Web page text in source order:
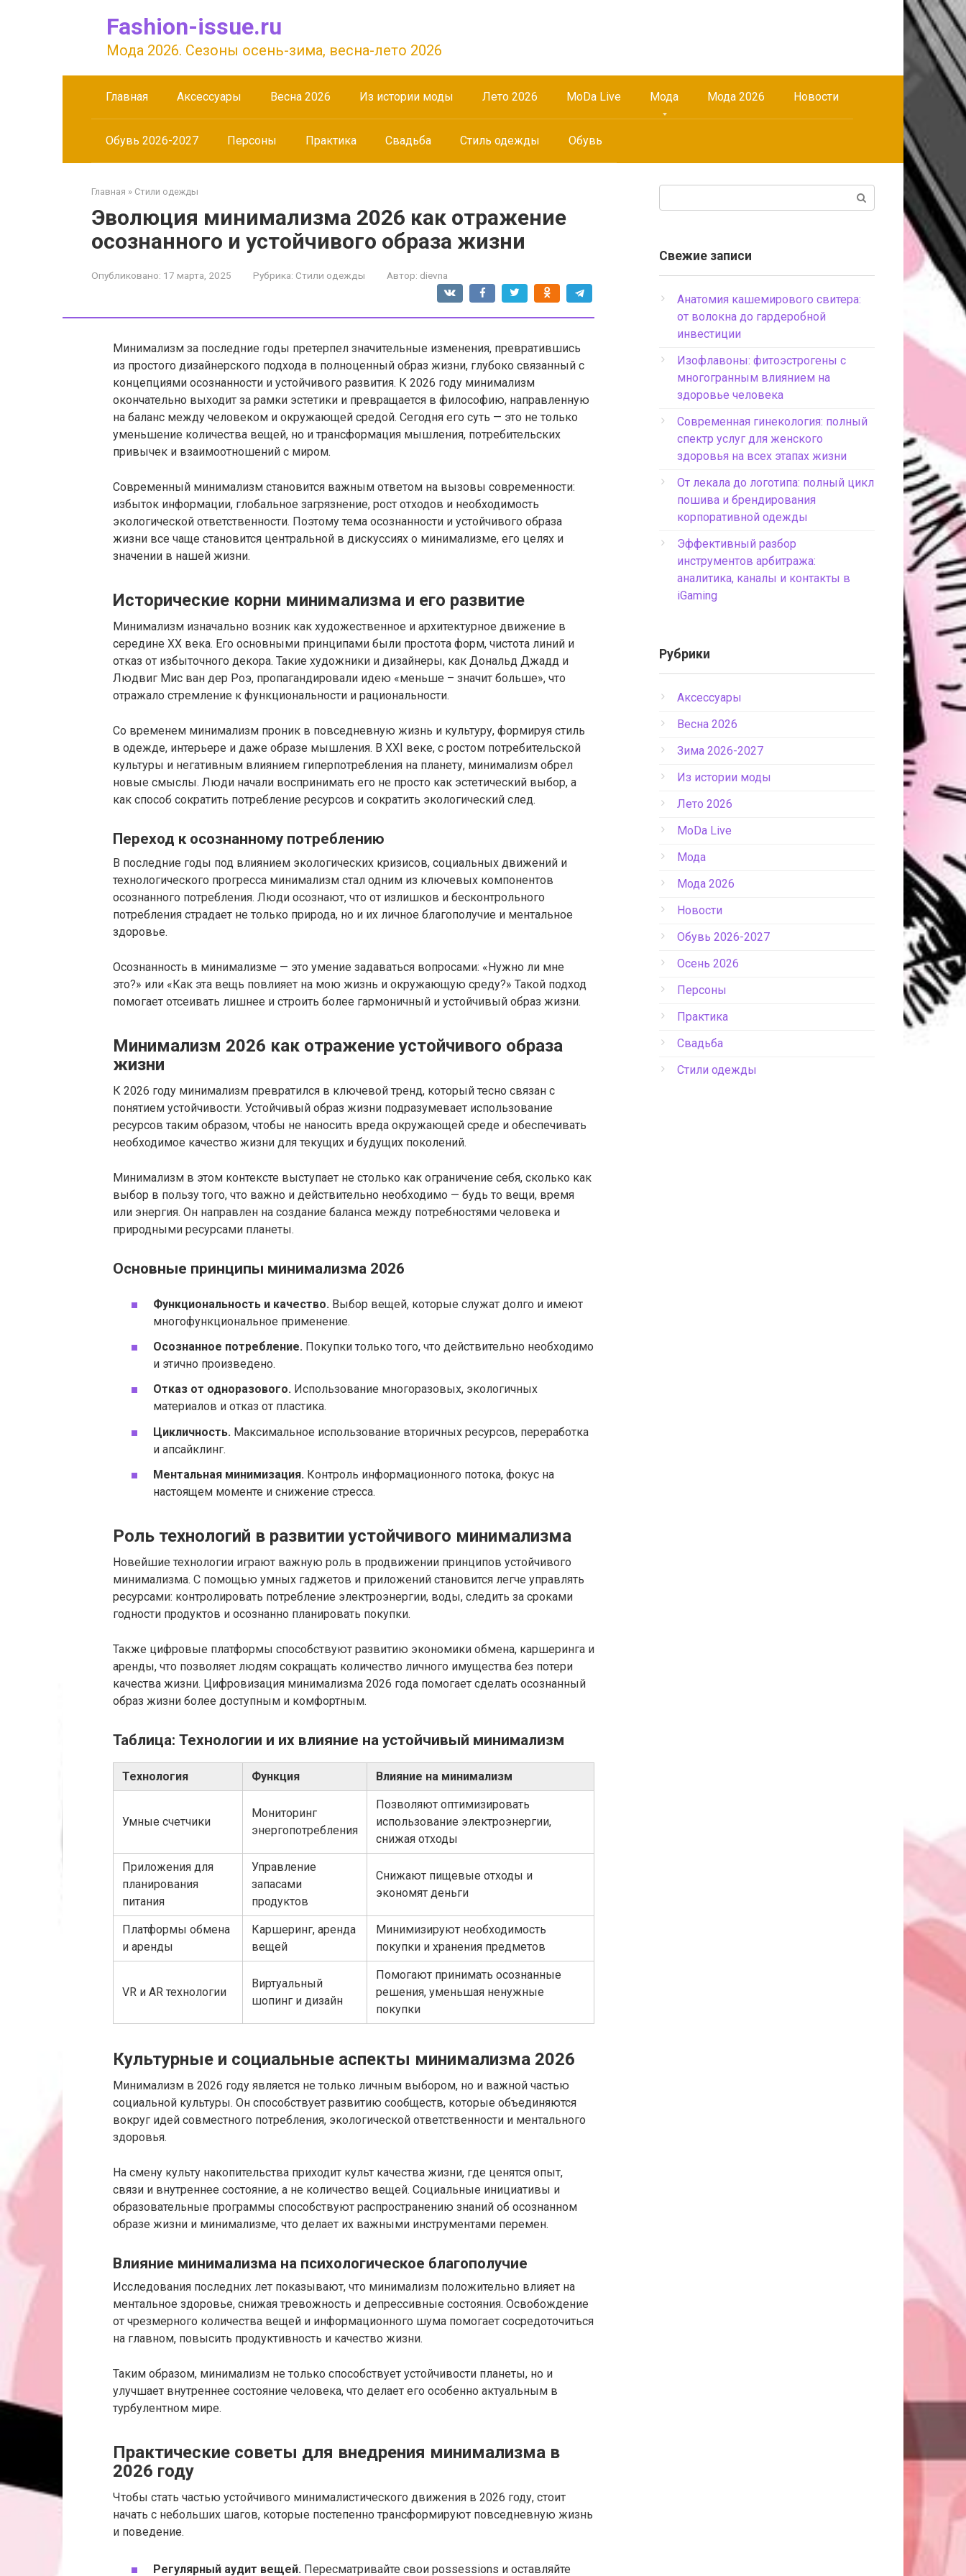
Fashion-issue.ru
Мода 2026. Сезоны осень-зима, весна-лето 2026
Главная Аксессуары Весна 2026 Из истории моды Лето 2026 МоDа Live Мода Мода 2026 Новости
Обувь 2026-2027 Персоны Практика Свадьба Стиль одежды Обувь
Главная » Стили одежды
Эволюция минимализма 2026 как отражение
осознанного и устойчивого образа жизни
Опубликовано: 17 марта, 2025 Рубрика: Стили одежды Автор: dievna
Минимализм за последние годы претерпел значительные изменения, превратившись
из простого дизайнерского подхода в полноценный образ жизни, глубоко связанный с
концепциями осознанности и устойчивого развития. К 2026 году минимализм
окончательно выходит за рамки эстетики и превращается в философию, направленную
на баланс между человеком и окружающей средой. Сегодня его суть — это не только
уменьшение количества вещей, но и трансформация мышления, потребительских
привычек и взаимоотношений с миром.
Современный минимализм становится важным ответом на вызовы современности:
избыток информации, глобальное загрязнение, рост отходов и необходимость
экологической ответственности. Поэтому тема осознанности и устойчивого образа
жизни все чаще становится центральной в дискуссиях о минимализме, его целях и
значении в нашей жизни.
Исторические корни минимализма и его развитие
Минимализм изначально возник как художественное и архитектурное движение в
середине XX века. Его основными принципами были простота форм, чистота линий и
отказ от избыточного декора. Такие художники и дизайнеры, как Дональд Джадд и
Людвиг Мис ван дер Роэ, пропагандировали идею «меньше – значит больше», что
отражало стремление к функциональности и рациональности.
Со временем минимализм проник в повседневную жизнь и культуру, формируя стиль
в одежде, интерьере и даже образе мышления. В XXI веке, с ростом потребительской
культуры и негативным влиянием гиперпотребления на планету, минимализм обрел
новые смыслы. Люди начали воспринимать его не просто как эстетический выбор, а
как способ сократить потребление ресурсов и сократить экологический след.
Переход к осознанному потреблению
В последние годы под влиянием экологических кризисов, социальных движений и
технологического прогресса минимализм стал одним из ключевых компонентов
осознанного потребления. Люди осознают, что от излишков и бесконтрольного
потребления страдает не только природа, но и их личное благополучие и ментальное
здоровье.
Осознанность в минимализме — это умение задаваться вопросами: «Нужно ли мне
это?» или «Как эта вещь повлияет на мою жизнь и окружающую среду?» Такой подход
помогает отсеивать лишнее и строить более гармоничный и устойчивый образ жизни.
Минимализм 2026 как отражение устойчивого образа
жизни
К 2026 году минимализм превратился в ключевой тренд, который тесно связан с
понятием устойчивости. Устойчивый образ жизни подразумевает использование
ресурсов таким образом, чтобы не наносить вреда окружающей среде и обеспечивать
необходимое качество жизни для текущих и будущих поколений.
Минимализм в этом контексте выступает не столько как ограничение себя, сколько как
выбор в пользу того, что важно и действительно необходимо — будь то вещи, время
или энергия. Он направлен на создание баланса между потребностями человека и
природными ресурсами планеты.
Основные принципы минимализма 2026
Функциональность и качество. Выбор вещей, которые служат долго и имеют
многофункциональное применение.
Осознанное потребление. Покупки только того, что действительно необходимо
и этично произведено.
Отказ от одноразового. Использование многоразовых, экологичных
материалов и отказ от пластика.
Цикличность. Максимальное использование вторичных ресурсов, переработка
и апсайклинг.
Ментальная минимизация. Контроль информационного потока, фокус на
настоящем моменте и снижение стресса.
Роль технологий в развитии устойчивого минимализма
Новейшие технологии играют важную роль в продвижении принципов устойчивого
минимализма. С помощью умных гаджетов и приложений становится легче управлять
ресурсами: контролировать потребление электроэнергии, воды, следить за сроками
годности продуктов и осознанно планировать покупки.
Также цифровые платформы способствуют развитию экономики обмена, каршеринга и
аренды, что позволяет людям сокращать количество личного имущества без потери
качества жизни. Цифровизация минимализма 2026 года помогает сделать осознанный
образ жизни более доступным и комфортным.
Таблица: Технологии и их влияние на устойчивый минимализм
Технология Функция Влияние на минимализм
Умные счетчики
Мониторинг
энергопотребления
Позволяют оптимизировать
использование электроэнергии,
снижая отходы
Приложения для
планирования
питания
Управление
запасами
продуктов
Снижают пищевые отходы и
экономят деньги
Платформы обмена
и аренды
Каршеринг, аренда
вещей
Минимизируют необходимость
покупки и хранения предметов
VR и AR технологии
Виртуальный
шопинг и дизайн
Помогают принимать осознанные
решения, уменьшая ненужные
покупки
Культурные и социальные аспекты минимализма 2026
Минимализм в 2026 году является не только личным выбором, но и важной частью
социальной культуры. Он способствует развитию сообществ, которые объединяются
вокруг идей совместного потребления, экологической ответственности и ментального
здоровья.
На смену культу накопительства приходит культ качества жизни, где ценятся опыт,
связи и внутреннее состояние, а не количество вещей. Социальные инициативы и
образовательные программы способствуют распространению знаний об осознанном
образе жизни и минимализме, что делает их важными инструментами перемен.
Влияние минимализма на психологическое благополучие
Исследования последних лет показывают, что минимализм положительно влияет на
ментальное здоровье, снижая тревожность и депрессивные состояния. Освобождение
от чрезмерного количества вещей и информационного шума помогает сосредоточиться
на главном, повысить продуктивность и качество жизни.
Таким образом, минимализм не только способствует устойчивости планеты, но и
улучшает внутреннее состояние человека, что делает его особенно актуальным в
турбулентном мире.
Практические советы для внедрения минимализма в
2026 году
Чтобы стать частью устойчивого минималистического движения в 2026 году, стоит
начать с небольших шагов, которые постепенно трансформируют повседневную жизнь
и поведение.
Регулярный аудит вещей. Пересматривайте свои possessions и оставляйте
Свежие записи
Анатомия кашемирового свитера:
от волокна до гардеробной
инвестиции
Изофлавоны: фитоэстрогены с
многогранным влиянием на
здоровье человека
Современная гинекология: полный
спектр услуг для женского
здоровья на всех этапах жизни
От лекала до логотипа: полный цикл
пошива и брендирования
корпоративной одежды
Эффективный разбор
инструментов арбитража:
аналитика, каналы и контакты в
iGaming
Рубрики
Аксессуары
Весна 2026
Зима 2026-2027
Из истории моды
Лето 2026
МоDа Live
Мода
Мода 2026
Новости
Обувь 2026-2027
Осень 2026
Персоны
Практика
Свадьба
Стили одежды